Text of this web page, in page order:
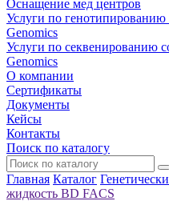
Оснащение мед центров
Услуги по
Genomics
Услуги по секвенированию
Genomics
О компании
Сертификаты
Документы
Кейсы
Контакты
Поиск по каталогу
Главная Каталог
жидкость BD FACS